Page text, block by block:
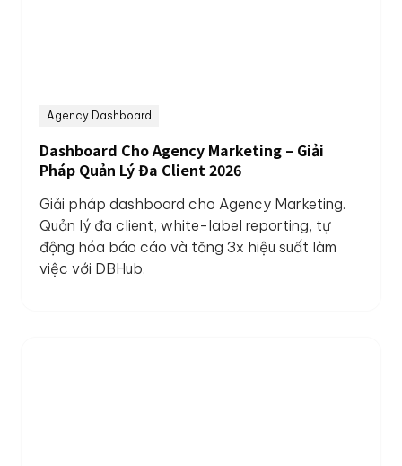
Agency Dashboard
Dashboard Cho Agency Marketing – Giải
Pháp Quản Lý Đa Client 2026
Giải pháp dashboard cho Agency Marketing.
Quản lý đa client, white-label reporting, tự
động hóa báo cáo và tăng 3x hiệu suất làm
việc với DBHub.